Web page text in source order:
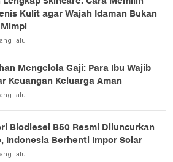
Kulit agar Wajah Idaman Bukan
lalu
Mengelola Gaji: Para Ibu Wajib
Keuangan Keluarga Aman
lalu
Biodiesel B50 Resmi Diluncurkan
Indonesia Berhenti Impor Solar
lalu